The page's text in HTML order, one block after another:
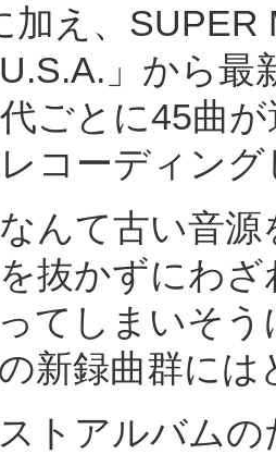
え、SUPER
U.S.A.」から
ごとに45曲
コーディン
なんて古い音
抜かずにわ
てしまいそ
新録曲群に
トアルバムの